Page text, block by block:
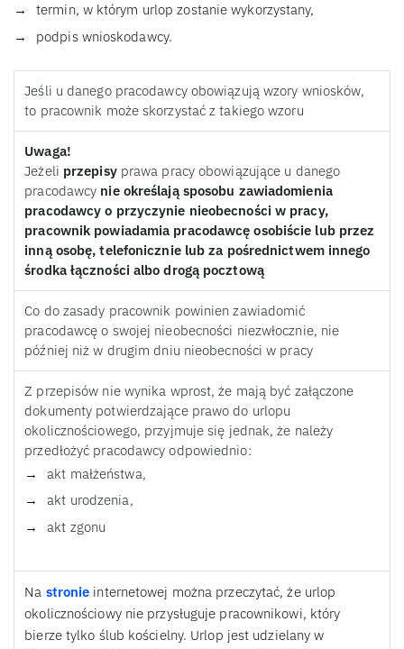
termin, w którym urlop zostanie wykorzystany,
podpis wnioskodawcy.
Jeśli u danego pracodawcy obowiązują wzory wniosków,
to pracownik może skorzystać z takiego wzoru
Uwaga!
Jeżeli przepisyprawa pracy obowiązujące u danego
pracodawcy nie określają sposobu zawiadomienia
pracodawcy o przyczynie nieobecności w pracy,
pracownik powiadamia pracodawcę osobiście lub przez
inną osobę, telefonicznie lub za pośrednictwem innego
środka łączności albo drogą pocztową
Co do zasady pracownik powinien zawiadomić
pracodawcę o swojej nieobecności niezwłocznie, nie
później niż w drugim dniu nieobecności w pracy
Z przepisów nie wynika wprost, że mają być załączone
dokumenty potwierdzające prawo do urlopu
okolicznościowego, przyjmuje się jednak, że należy
przedłożyć pracodawcy odpowiednio:
akt małżeństwa,
akt urodzenia,
akt zgonu
Na stronie internetowej można przeczytać, że urlop
okolicznościowy nie przysługuje pracownikowi, który
bierze tylko ślub kościelny. Urlop jest udzielany w